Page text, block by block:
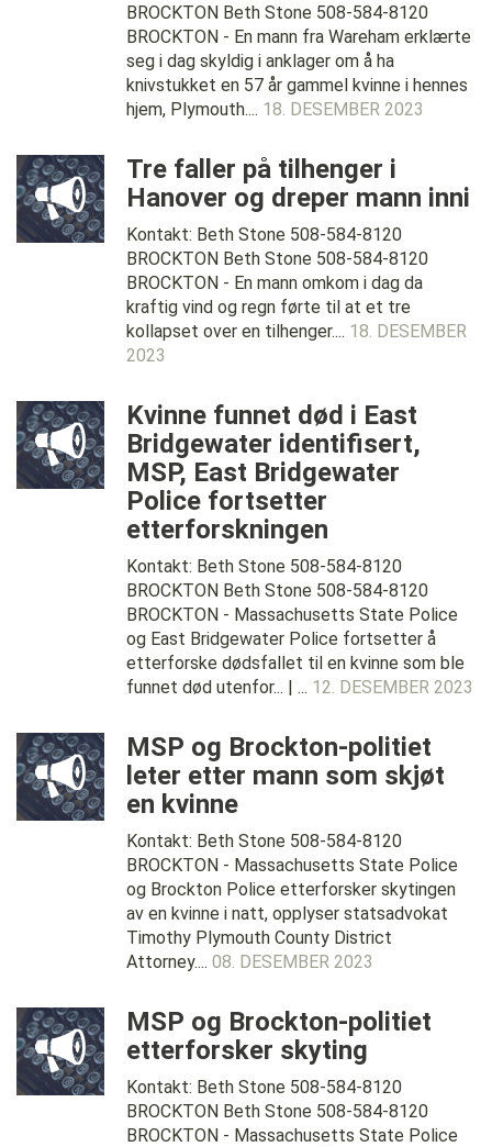
BROCKTON Beth Stone 508-584-8120
BROCKTON - En mann fra Wareham erklærte
seg i dag skyldig i anklager om å ha
knivstukket en 57 år gammel kvinne i hennes
hjem, Plymouth.... 18. DESEMBER 2023
Tre faller på tilhenger i
Hanover og dreper mann inni
Kontakt: Beth Stone 508-584-8120
BROCKTON Beth Stone 508-584-8120
BROCKTON - En mann omkom i dag da
kraftig vind og regn førte til at et tre
kollapset over en tilhenger.... 18. DESEMBER
2023
Kvinne funnet død i East
Bridgewater identifisert,
MSP, East Bridgewater
Police fortsetter
etterforskningen
Kontakt: Beth Stone 508-584-8120
BROCKTON Beth Stone 508-584-8120
BROCKTON - Massachusetts State Police
og East Bridgewater Police fortsetter å
etterforske dødsfallet til en kvinne som ble
funnet død utenfor... | ... 12. DESEMBER 2023
MSP og Brockton-politiet
leter etter mann som skjøt
en kvinne
Kontakt: Beth Stone 508-584-8120
BROCKTON - Massachusetts State Police
og Brockton Police etterforsker skytingen
av en kvinne i natt, opplyser statsadvokat
Timothy Plymouth County District
Attorney.... 08. DESEMBER 2023
MSP og Brockton-politiet
etterforsker skyting
Kontakt: Beth Stone 508-584-8120
BROCKTON Beth Stone 508-584-8120
BROCKTON - Massachusetts State Police